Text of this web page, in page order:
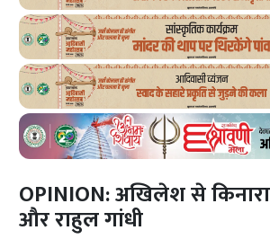
OPINION: अखिलेश से
और राहुल गांधी